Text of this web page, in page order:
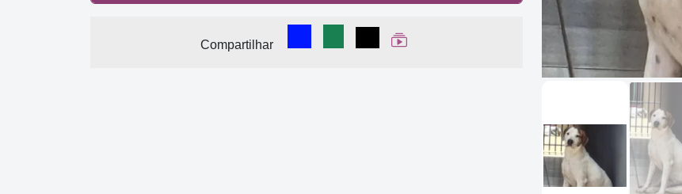
Compartilhar
Compartilhar no Facebook
Compartilhar no WhatsApp
Compartilhar
Ver Web Story